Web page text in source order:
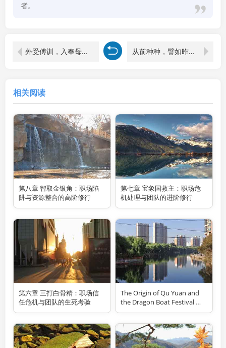
者。
外受傅训，入奉母仪。诸姑伯叔，犹子比儿 从前种种，譬如昨日死；从后种种，譬如今日生
相关阅读
第八章 智取金银角：职场陷
阱与资源整合的高阶修行
第七章 宝象国救主：职场危
机处理与团队的进阶修行
第六章 三打白骨精：职场信
任危机与团队的生死考验
The Origin of Qu Yuan and
the Dragon Boat Festival 屈
原与端午节的由来